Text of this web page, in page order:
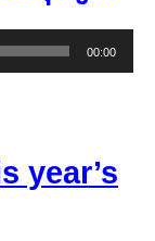
00:00
year’s